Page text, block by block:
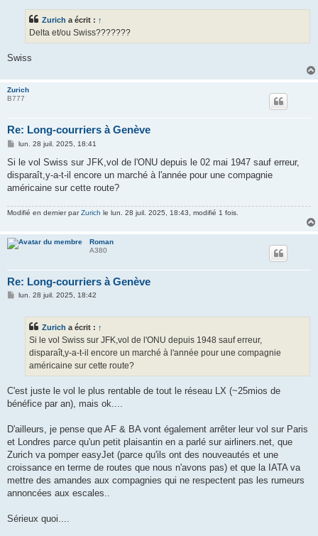
Zurich a écrit : ↑
Delta et/ou Swiss???????
Swiss
Zurich
B777
Re: Long-courriers à Genève
M
s
a
g
lun. 28 juil. 2025, 18:41
Si le vol Swiss sur JFK,vol de l'ONU depuis le 02 mai 1947 sauf erreur,
disparaît,y-a-t-il encore un marché à l'année pour une compagnie
américaine sur cette route?
Modifié en dernier parZurich le lun. 28 juil. 2025, 18:43, modifié 1 fois.
Roman
A380
Re: Long-courriers à Genève
Mlun. 28 juil. 2025, 18:42
Zurich a écrit : ↑
Si le vol Swiss sur JFK,vol de l'ONU depuis 1948 sauf erreur,
disparaît,y-a-t-il encore un marché à l'année pour une compagnie
américaine sur cette route?
C'est juste le vol le plus rentable de tout le réseau LX (~25mios de
bénéfice par an), mais ok....
D'ailleurs, je pense que AF & BA vont également arrêter leur vol sur Paris
et Londres parce qu'un petit plaisantin en a parlé sur airliners.net, que
Zurich va pomper easyJet (parce qu'ils ont des nouveautés et une
croissance en terme de routes que nous n'avons pas) et que la IATA va
mettre des amandes aux compagnies qui ne respectent pas les rumeurs
annoncées aux escales..
Sérieux quoi....